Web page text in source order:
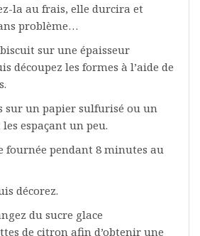
la au frais, elle durcira et
problème…
sur une épaisseur
découpez les formes à l’aide de
sur un papier sulfurisé ou un
espaçant un peu.
fournée pendant 8 minutes au
décorez.
du sucre glace
de citron afin d’obtenir une